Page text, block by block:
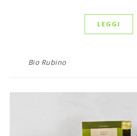
LEGGI
Bio Rubino